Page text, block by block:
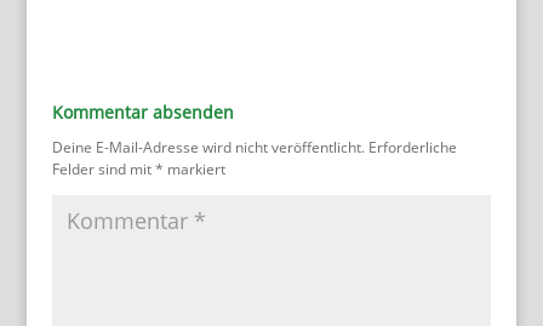
Kommentar absenden
Deine E-Mail-Adresse wird nicht veröffentlicht. Erforderliche
Felder sind mit* markiert